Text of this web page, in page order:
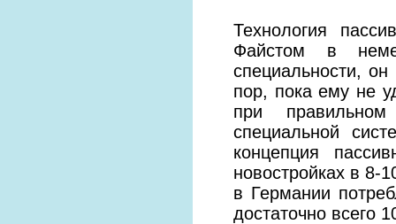
Технология
Файстом в
специальности,
пор, пока ему не
при
специальной
концепция
новостройках в 8-
в Германии
достаточно всего